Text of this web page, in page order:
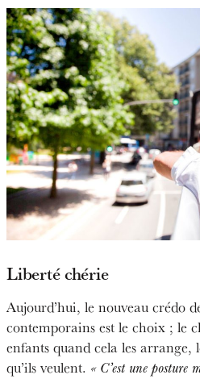
Liberté chérie
Aujourd’hui, le nouveau crédo
contemporains est le choix ; le
enfants quand cela les
qu’ils veulent. « C’est une posture